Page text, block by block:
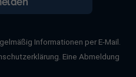
Informationen per E-Mail.
Eine Abmeldung